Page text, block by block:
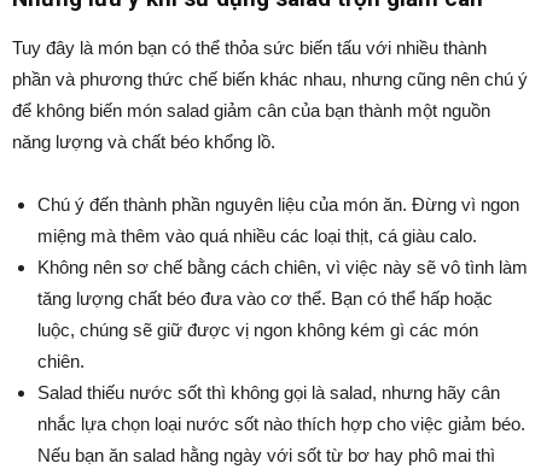
Tuy đây là món bạn có thể thỏa sức biến tấu với nhiều thành
phần và phương thức chế biến khác nhau, nhưng cũng nên chú ý
để không biến món salad giảm cân của bạn thành một nguồn
năng lượng và chất béo khổng lồ.
Chú ý đến thành phần nguyên liệu của món ăn. Đừng vì ngon
miệng mà thêm vào quá nhiều các loại thịt, cá giàu calo.
Không nên sơ chế bằng cách chiên, vì việc này sẽ vô tình làm
tăng lượng chất béo đưa vào cơ thể. Bạn có thể hấp hoặc
luộc, chúng sẽ giữ được vị ngon không kém gì các món
chiên.
Salad thiếu nước sốt thì không gọi là salad, nhưng hãy cân
nhắc lựa chọn loại nước sốt nào thích hợp cho việc giảm béo.
Nếu bạn ăn salad hằng ngày với sốt từ bơ hay phô mai thì